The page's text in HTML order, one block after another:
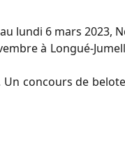
lundi 6 mars 2023,
à Longué-
Un concours de